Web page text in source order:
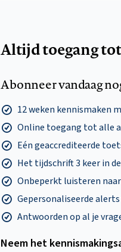
Altijd toegang
Abonneer vandaag
12 weken kennismaken
Online toegang tot alle
Eén geaccrediteerde
Het tijdschrift 3 keer in
Onbeperkt luisteren
Gepersonaliseerde
Antwoorden op al je
Neem het